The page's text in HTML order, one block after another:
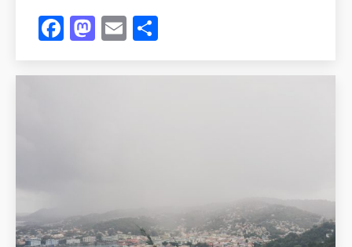
Facebook
Mastodon
Email